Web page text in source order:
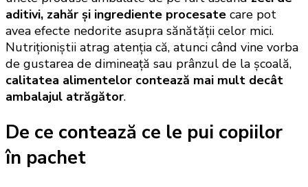
aditivi, zahăr și ingrediente procesate care pot
avea efecte nedorite asupra sănătății celor mici.
Nutriționiștii atrag atenția că, atunci când vine vorba
de gustarea de dimineață sau prânzul de la școală,
calitatea alimentelor contează mai mult decât
ambalajul atrăgător.
De ce contează ce le pui copiilor
în pachet